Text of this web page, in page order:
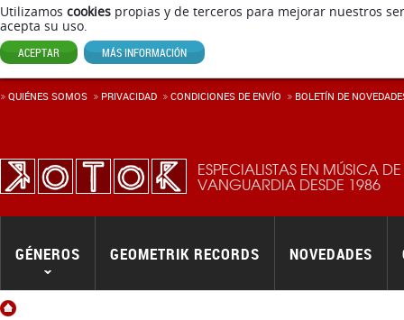
Utilizamos cookies propias y de terceros para mejorar nuestros
acepta su uso.
ACEPTAR MÁS INFORMACIÓN
ESPECIALISTAS EN MÚSICA DE
VANGUARDIA DESDE 1986
GÉNEROS GEOMETRIK RECORDS NOVEDADES
QUIÉNES SOMOS PRIVACIDAD CONDICIONES DE ENVÍO BOLETÍN DE